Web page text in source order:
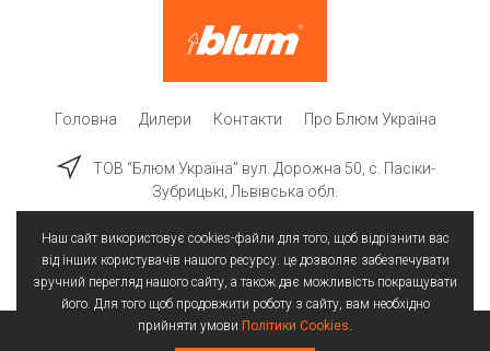
Головна Дилери Контакти Про Блюм Україна
ТОВ “Блюм Україна” вул. Дорожна 50, c. Пасіки-
Зубрицькі, Львівська обл.
Наш сайт використовує cookies-файли для того, щоб відрізнити вас
від інших користувачів нашого ресурсу. це дозволяє забезпечувати
зручний перегляд нашого сайту, а також дає можливість покращувати
його. Для того щоб продовжити роботу з сайту, вам необхідно
прийняти умови Політики Cookies.